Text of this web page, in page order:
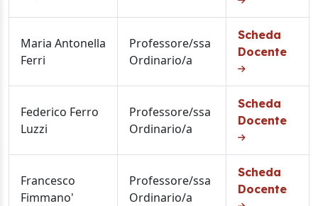
Maria Antonella
Ferri
Professore/ssa
Ordinario/a
Scheda
Docente
Federico Ferro
Luzzi
Professore/ssa
Ordinario/a
Scheda
Docente
Francesco
Fimmano'
Professore/ssa
Ordinario/a
Scheda
Docente